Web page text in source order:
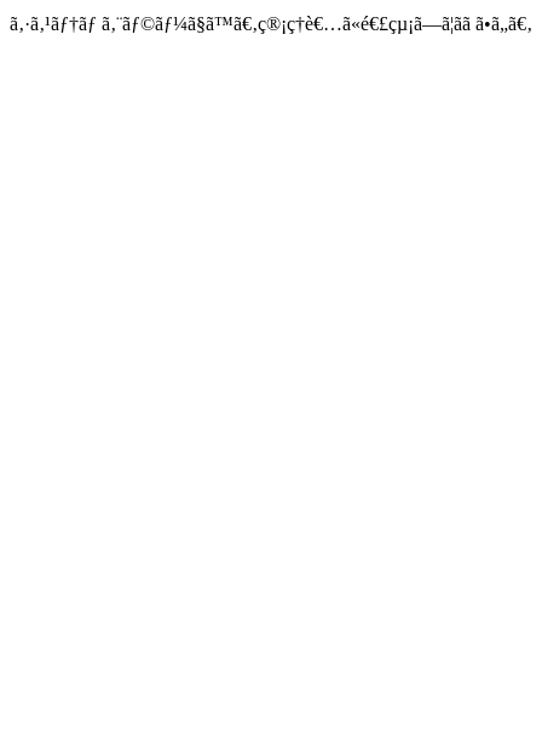
ã‚·ã‚¹ãƒ†ãƒ ã‚¨ãƒ©ãƒ¼ã§ã™ã€‚ç®¡ç†è€…ã«é€£çµ¡ã—ã¦ãã ã•ã„ã€‚